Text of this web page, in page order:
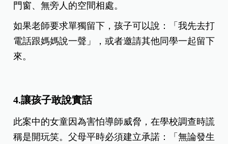
門窗、無旁人的空間相處。
如果老師要求單獨留下，孩子可以說：「我先去打
電話跟媽媽說一聲」，或者邀請其他同學一起留下
來。
4.讓孩子敢說實話
此案中的女童因為害怕導師威脅，在學校調查時謊
稱是開玩笑。父母平時必須建立承諾：「無論發生